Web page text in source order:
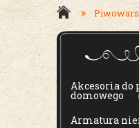
»
MENU
Akcesoria do
domowego
Armatura